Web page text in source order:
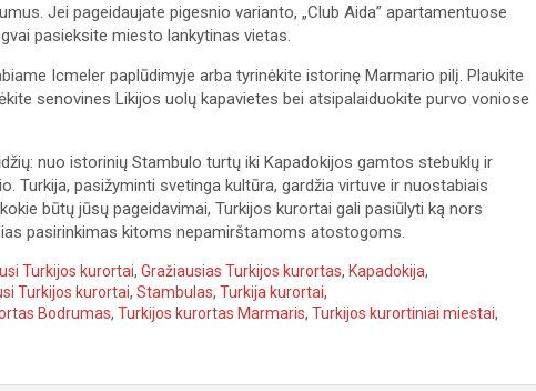
Jei pageidaujate pigesnio varianto, „Club Aida” apartamentuose
pasieksite miesto lankytinas vietas.
Icmeler paplūdimyje arba tyrinėkite istorinę Marmario pilį. Plaukite
senovines Likijos uolų kapavietes bei atsipalaiduokite purvo voniose
nuo istorinių Stambulo turtų iki Kapadokijos gamtos stebuklų ir
Turkija, pasižyminti svetinga kultūra, gardžia virtuve ir nuostabiais
būtų jūsų pageidavimai, Turkijos kurortai gali pasiūlyti ką nors
pasirinkimas kitoms nepamirštamoms atostogoms.
Turkijos kurortai, Gražiausias Turkijos kurortas, Kapadokija,
Turkijos kurortai, Stambulas, Turkija kurortai,
Bodrumas, Turkijos kurortas Marmaris, Turkijos kurortiniai miestai,